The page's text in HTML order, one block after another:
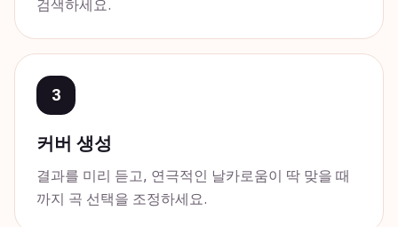
검색하세요.
3
커버 생성
결과를 미리 듣고, 연극적인 날카로움이 딱 맞을 때
까지 곡 선택을 조정하세요.